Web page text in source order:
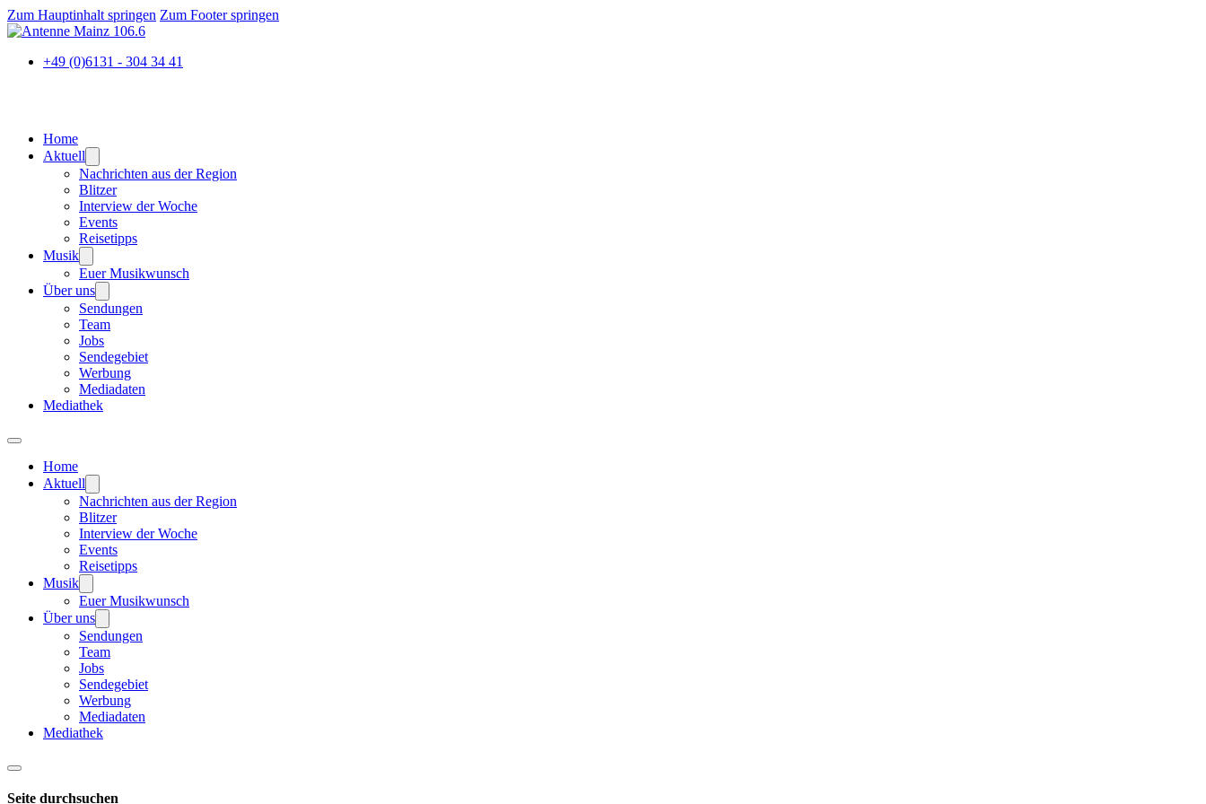
Zum Hauptinhalt springen Zum Footer springen
+49 (0)6131 - 304 34 41
Home
Aktuell
Nachrichten aus der Region
Blitzer
Interview der Woche
Events
Reisetipps
Musik
Euer Musikwunsch
Über uns
Sendungen
Team
Jobs
Sendegebiet
Werbung
Mediadaten
Mediathek
Home
Aktuell
Nachrichten aus der Region
Blitzer
Interview der Woche
Events
Reisetipps
Musik
Euer Musikwunsch
Über uns
Sendungen
Team
Jobs
Sendegebiet
Werbung
Mediadaten
Mediathek
Seite durchsuchen